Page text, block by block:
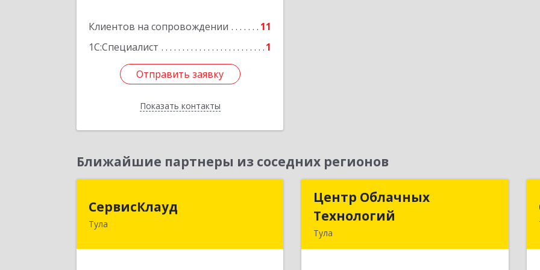
Клиентов на сопровождении
11
1С:Специалист
1
Отправить заявку
Показать контакты
Отправить заявку
Назад
Ближайшие партнеры из соседних регионов
СервисКлауд
Тула
300028, Тульская обл, Тула г, Болдина
Центр Облачных
Технологий
Тула
Центр Облачных